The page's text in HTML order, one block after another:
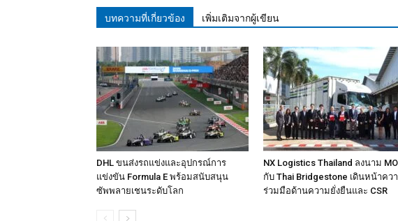
บทความที่เกี่ยวข้อง เพิ่มเติมจากผู้เขียน
DHL ขนส่งรถแข่งและอุปกรณ์การ
แข่งขัน Formula E พร้อมสนับสนุน
ซัพพลายเชนระดับโลก
NX Logistics Thailand ลงนาม
กับ Thai Bridgestone เดินหน้าคว
ร่วมมือด้านความยั่งยืนและ CSR